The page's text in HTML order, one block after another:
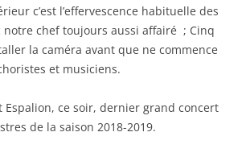
c’est l’effervescence habituelle des
notre chef toujours aussi affairé ; Cinq
la caméra avant que ne commence
et musiciens.
Espalion, ce soir, dernier grand concert
de la saison 2018-2019.